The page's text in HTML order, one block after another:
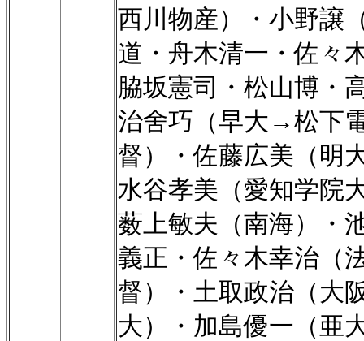
西川物産）・小野譲
道・舟木清一・佐々
脇坂憲司・松山博・
治舍巧（早大→松下
督）・佐藤広美（明
水谷孝美（愛知学院
薮上敏夫（南海）・
義正・佐々木幸治（
督）・土取政治（大
大）・加島優一（亜